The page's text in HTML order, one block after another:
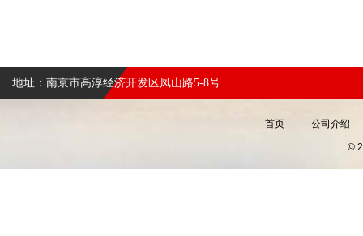
地址：南京市高淳经济开发区凤山路5-8号
首页 公司介绍
©